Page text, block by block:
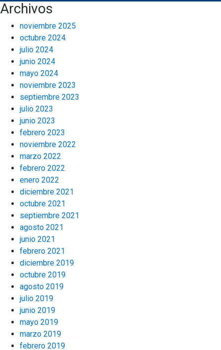
Archivos
noviembre 2025
octubre 2024
julio 2024
junio 2024
mayo 2024
noviembre 2023
septiembre 2023
julio 2023
junio 2023
febrero 2023
noviembre 2022
marzo 2022
febrero 2022
enero 2022
diciembre 2021
octubre 2021
septiembre 2021
agosto 2021
junio 2021
febrero 2021
diciembre 2019
octubre 2019
agosto 2019
julio 2019
junio 2019
mayo 2019
marzo 2019
febrero 2019